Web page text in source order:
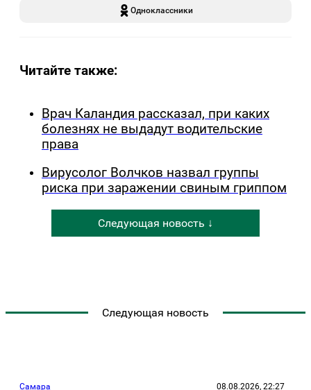
Одноклассники
Читайте также:
Врач Каландия рассказал, при каких
болезнях не выдадут водительские
права
Вирусолог Волчков назвал группы
риска при заражении свиным гриппом
Следующая новость ↓
Следующая новость
Самара 08.08.2026, 22:27